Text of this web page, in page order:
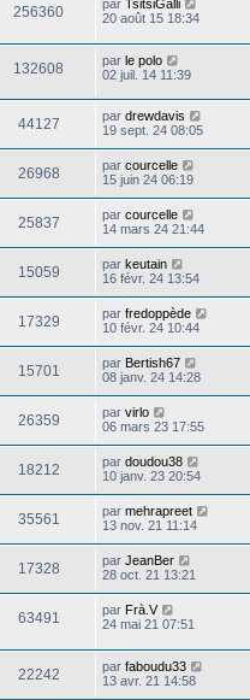
256360 par TsitsiGalli
20 août 15 18:34
132608 par le polo
02 juil. 14 11:39
44127 par drewdavis
19 sept. 24 08:05
26968 par courcelle
15 juin 24 06:19
25837 par courcelle
14 mars 24 21:44
15059 par keutain
16 févr. 24 13:54
17329 par fredoppède
10 févr. 24 10:44
15701 par Bertish67
08 janv. 24 14:28
26359 par virlo
06 mars 23 17:55
18212 par doudou38
10 janv. 23 20:54
35561 par mehrapreet
13 nov. 21 11:14
17328 par JeanBer
28 oct. 21 13:21
63491 par Frà.V
24 mai 21 07:51
22242 par faboudu33
13 avr. 21 14:58